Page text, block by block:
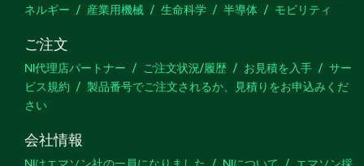
ネルギー
産業用機械 生命科学 半導体 モビリティ
ご注文
NI代理店パートナー ご注文状況/履歴 お見積を入手
サー
ビス規約
製品番号でご注文されるか、見積りをお申込みくだ
さい
会社情報
NIはエマソン社の一員になりました NIについて
エマソン採